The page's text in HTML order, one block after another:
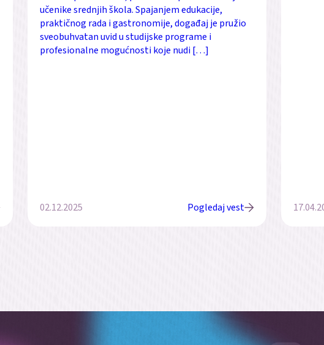
učenike srednjih škola. Spajanjem edukacije,
praktičnog rada i gastronomije, događaj je pružio
sveobuhvatan uvid u studijske programe i
profesionalne mogućnosti koje nudi […]
02.12.2025 Pogledaj vest